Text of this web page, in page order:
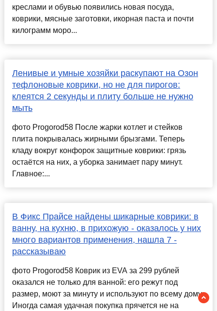
креслами и обувью появились новая посуда,
коврики, мясные заготовки, икорная паста и почти
килограмм моро...
Ленивые и умные хозяйки раскупают на Озон
тефлоновые коврики, но не для пирогов:
клеятся 2 секунды и плиту больше не нужно
мыть
фото Progorod58 После жарки котлет и стейков
плита покрывалась жирными брызгами. Теперь
кладу вокруг конфорок защитные коврики: грязь
остаётся на них, а уборка занимает пару минут.
Главное:...
В Фикс Прайсе найдены шикарные коврики: в
ванну, на кухню, в прихожую - оказалось у них
много вариантов применения, нашла 7 -
рассказываю
фото Progorod58 Коврик из EVA за 299 рублей
оказался не только для ванной: его режут под
размер, моют за минуту и используют по всему дому.
Иногда самая удачная покупка прячется не на